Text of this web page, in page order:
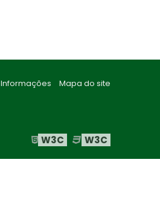
Informações Mapa do site
W3C W3C